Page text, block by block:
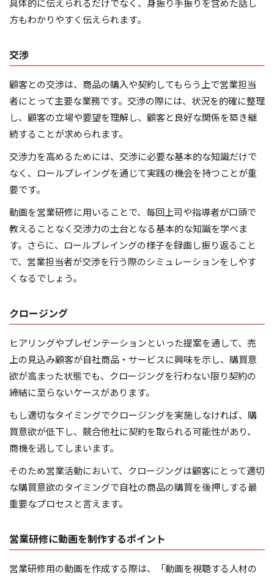
具体的に伝えられるだけでなく、身振り手振りを含めた話し
方もわかりやすく伝えられます。
交渉
顧客との交渉は、商品の購入や契約してもらう上で営業担当
者にとって主要な業務です。交渉の際には、状況を的確に整理
し、顧客の立場や要望を理解し、顧客と良好な関係を築き継
続することが求められます。
交渉力を高めるためには、交渉に必要な基本的な知識だけで
なく、ロールプレイングを通じて実践の機会を持つことが重
要です。
動画を営業研修に用いることで、毎回上司や指導者が口頭で
教えることなく交渉力の土台となる基本的な知識を学べま
す。さらに、ロールプレイングの様子を録画し振り返ること
で、営業担当者が交渉を行う際のシミュレーションをしやす
くなるでしょう。
クロージング
ヒアリングやプレゼンテーションといった提案を通して、売
上の見込み顧客が自社商品・サービスに興味を示し、購買意
欲が高まった状態でも、クロージングを行わない限り契約の
締結に至らないケースがあります。
もし適切なタイミングでクロージングを実施しなければ、購
買意欲が低下し、競合他社に契約を取られる可能性があり、
商機を逃してしまいます。
そのため営業活動において、クロージングは顧客にとって適切
な購買意欲のタイミングで自社の商品の購買を後押しする最
重要なプロセスと言えます。
営業研修に動画を制作するポイント
営業研修用の動画を作成する際は、「動画を視聴する人材の